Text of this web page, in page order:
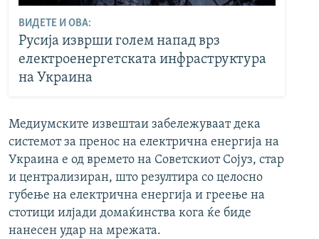
ВИДЕТЕ И ОВА:
Русија изврши голем напад врз
електроенергетската инфраструктура
на Украина
Медиумските извештаи забележуваат дека
системот за пренос на електрична енергија на
Украина е од времето на Советскиот Сојуз, стар
и централизиран, што резултира со целосно
губење на електрична енергија и греење на
стотици илјади домаќинства кога ќе биде
нанесен удар на мрежата.